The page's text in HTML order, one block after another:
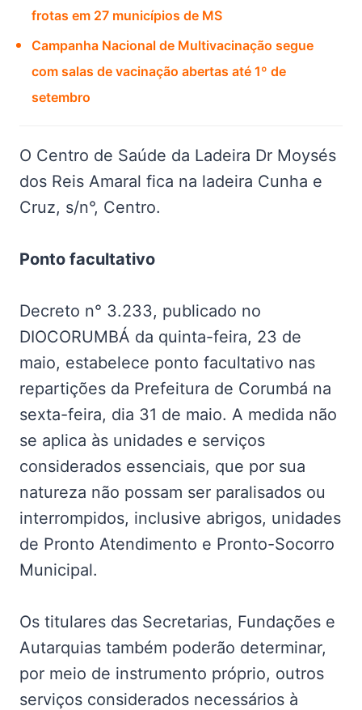
frotas em 27 municípios de MS
Campanha Nacional de Multivacinação segue
com salas de vacinação abertas até 1º de
setembro
O Centro de Saúde da Ladeira Dr Moysés
dos Reis Amaral fica na ladeira Cunha e
Cruz, s/n°, Centro.
Ponto facultativo
Decreto n° 3.233, publicado no
DIOCORUMBÁ da quinta-feira, 23 de
maio, estabelece ponto facultativo nas
repartições da Prefeitura de Corumbá na
sexta-feira, dia 31 de maio. A medida não
se aplica às unidades e serviços
considerados essenciais, que por sua
natureza não possam ser paralisados ou
interrompidos, inclusive abrigos, unidades
de Pronto Atendimento e Pronto-Socorro
Municipal.
Os titulares das Secretarias, Fundações e
Autarquias também poderão determinar,
por meio de instrumento próprio, outros
serviços considerados necessários à